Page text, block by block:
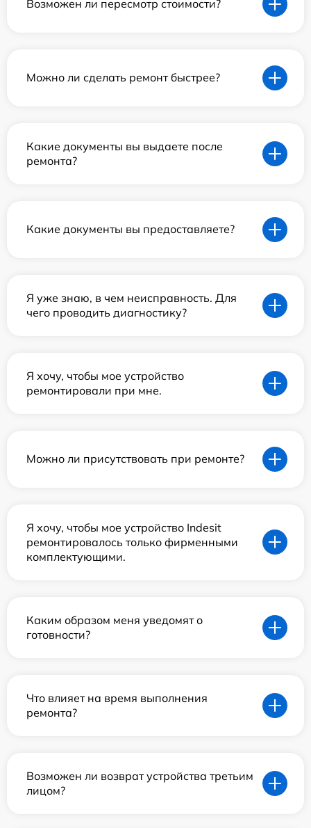
Возможен ли пересмотр стоимости?
Можно ли сделать ремонт быстрее?
Какие документы вы выдаете после
ремонта?
Какие документы вы предоставляете?
Я уже знаю, в чем неисправность. Для
чего проводить диагностику?
Я хочу, чтобы мое устройство
ремонтировали при мне.
Можно ли присутствовать при ремонте?
Я хочу, чтобы мое устройство Indesit
ремонтировалось только фирменными
комплектующими.
Каким образом меня уведомят о
готовности?
Что влияет на время выполнения
ремонта?
Возможен ли возврат устройства третьим
лицом?